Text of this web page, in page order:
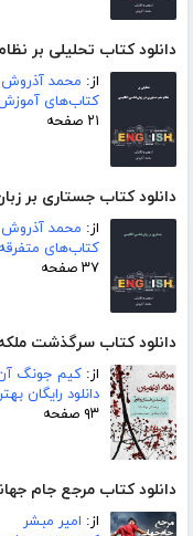
دانلود کتاب تحلیلی بر
از: محمد آذروش
کتاب‌های
۲۱ صفحه
دانلود کتاب جستاری بر
از: محمد آذروش
کتاب‌های
۳۷ صفحه
دانلود کتاب سرگذشت
از: کیم جونگ
دانلود رایگان
۹۳ صفحه
دانلود کتاب مرجع جام
از: امیر مبشر